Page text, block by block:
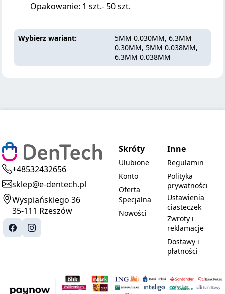
Opakowanie: 1 szt.- 50 szt.
Wybierz wariant
5MM 0.030MM, 6.3MM
0.30MM, 5MM 0.038MM,
6.3MM 0.038MM
+48532432656
sklep@e-dentech.pl
Wyspiańskiego 36
35-111 Rzeszów
Skróty
Ulubione
Konto
Oferta
Specjalna
Nowości
Inne
Regulamin
Polityka
prywatności
Ustawienia
ciasteczek
Zwroty i
reklamacje
Dostawy i
płatności